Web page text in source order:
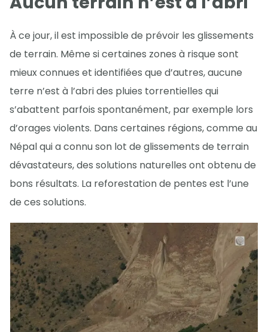
À ce jour, il est impossible de prévoir les glissements
de terrain. Même si certaines zones à risque sont
mieux connues et identifiées que d’autres, aucune
terre n’est à l’abri des pluies torrentielles qui
s’abattent parfois spontanément, par exemple lors
d’orages violents. Dans certaines régions, comme au
Népal qui a connu son lot de glissements de terrain
dévastateurs, des solutions naturelles ont obtenu de
bons résultats. La reforestation de pentes est l’une
de ces solutions.